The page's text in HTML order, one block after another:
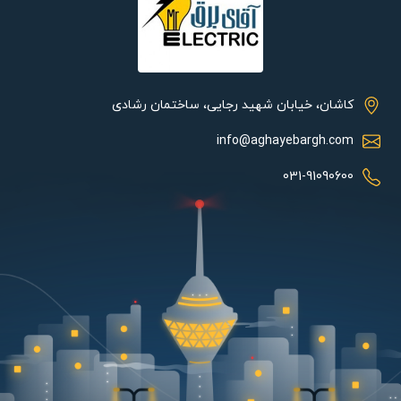
تولید شده توسط لامپ LED به محیط بیرون شده که همین امر موجب
افزایش طول عمر و ماندگاری لامپ LED می شود. سبک طراحی این
محصول مدرن بوده و جهت استفاده در فضاهای مدرنیته گزینه بسیار
عالی می باشد. چراغ رومنا که از برند شب تاب بوده در رنگ های مشکی،
سفید، برنز و مسی موجود بوده و رنگ خنثی این محصول موجب
مختلف می شود که جهت استفاده در حیاط منزل، باغ، ویلا، ترانس و
بالکن یا حتی کنار درب ورودی می باشد.
هدف و تلاش مجموعه آقای برق، ایجاد بستری آسان و با اطمینان برای
خرید محصولات برق و روشنایی بصورت آنلاین یا حضوری و ارسال به
کاشان، خیابان شهید رجایی، ساختمان رشادی
info@aghayebargh.com
031-91090600